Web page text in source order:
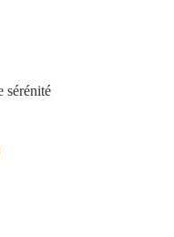
sérénité